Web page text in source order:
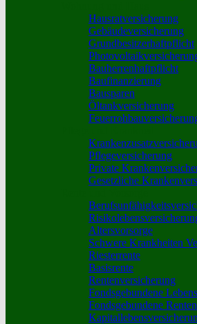
Hausratversicherung
Gebäudeversicherung
Grundbesitzerhaftpflicht
Bauherrenhaftpflicht
Baufinanzierung
Bausparen
Öltankversicherung
Pflegeversicherung
Private
Gesetzliche
Altersvorsorge
Schwere Krankheiten
Riesterrente
Basisrente
Rentenversicherung
Fondsgebundene
Fondsgebundene